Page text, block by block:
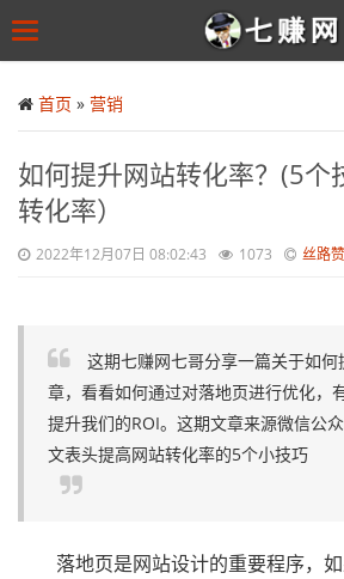
to
main
Toggle
首页 » 营销
如何提升网站转化率？(5个
转化率）
2022年12月07日 08:02:43 1073 丝路
这期七赚网七哥分享一篇关于如
章，看看如何通过对落地页进行优化，
提升我们的ROI。这期文章来源微信公
文表头提高网站转化率的5个小技巧
落地页是网站设计的重要程序，如